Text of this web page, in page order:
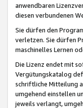
anwendbaren
diesen verbundenen
Sie dürfen den
verletzen. Sie dürfen
maschinelles Lernen
Die Lizenz endet mit
Vergütungskatalog
schriftliche Mitteilung
umgehend einstellen
jeweils verlangt,